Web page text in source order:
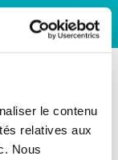
le contenu
relatives aux
Nous